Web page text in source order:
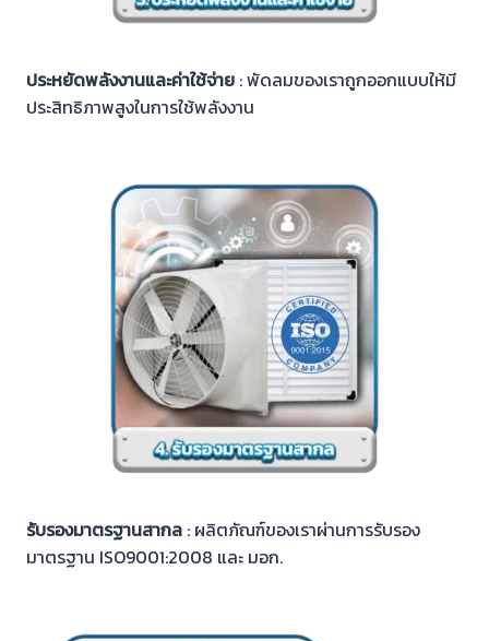
ประหยัดพลังงานและค่าใช้จ่าย : พัดลมของเราถูกออกแบบให้มี
ประสิทธิภาพสูงในการใช้พลังงาน
รับรองมาตรฐานสากล : ผลิตภัณฑ์ของเราผ่านการรับรอง
มาตรฐาน ISO9001:2008 และ มอก.